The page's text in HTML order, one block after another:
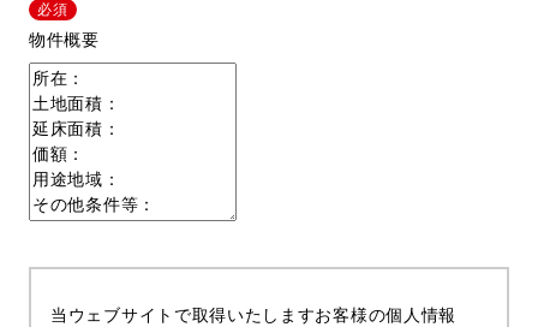
必須
物件概要
当ウェブサイトで取得いたしますお客様の個人情報